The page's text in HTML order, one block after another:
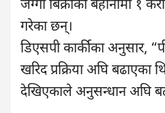
जग्गा बिक्रीको बहानामा १
गरेका छन्।
डिएसपी कार्कीका अनुसार,
खरिद प्रक्रिया अघि बढाएका
देखिएकाले अनुसन्धान अघि